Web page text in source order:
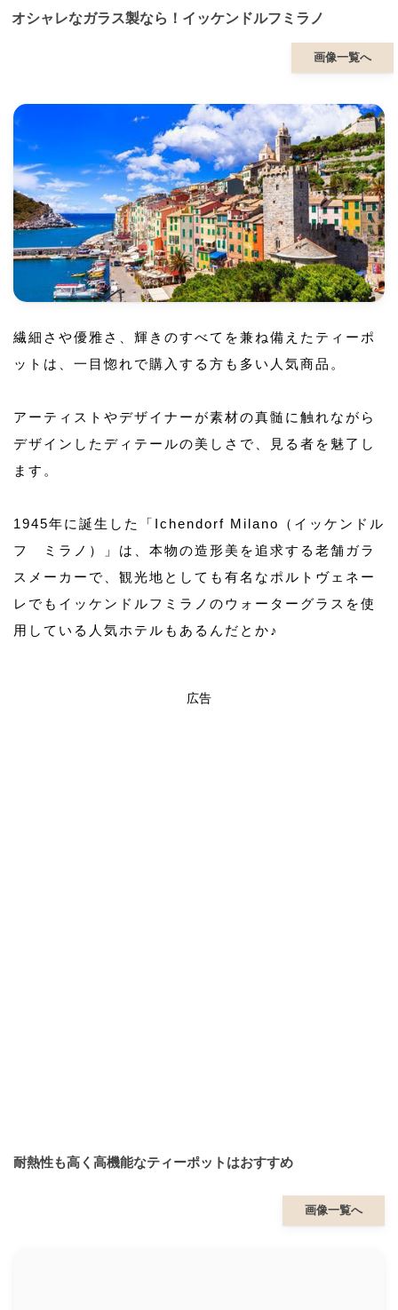
オシャレなガラス製なら！イッケンドルフミラノ
画像一覧へ
繊細さや優雅さ、輝きのすべてを兼ね備えたティーポ
ットは、一目惚れで購入する方も多い人気商品。
アーティストやデザイナーが素材の真髄に触れながら
デザインしたディテールの美しさで、見る者を魅了し
ます。
1945年に誕生した「Ichendorf Milano（イッケンドル
フ ミラノ）」は、本物の造形美を追求する老舗ガラ
スメーカーで、観光地としても有名なポルトヴェネー
レでもイッケンドルフミラノのウォーターグラスを使
用している人気ホテルもあるんだとか♪
広告
耐熱性も高く高機能なティーポットはおすすめ
画像一覧へ